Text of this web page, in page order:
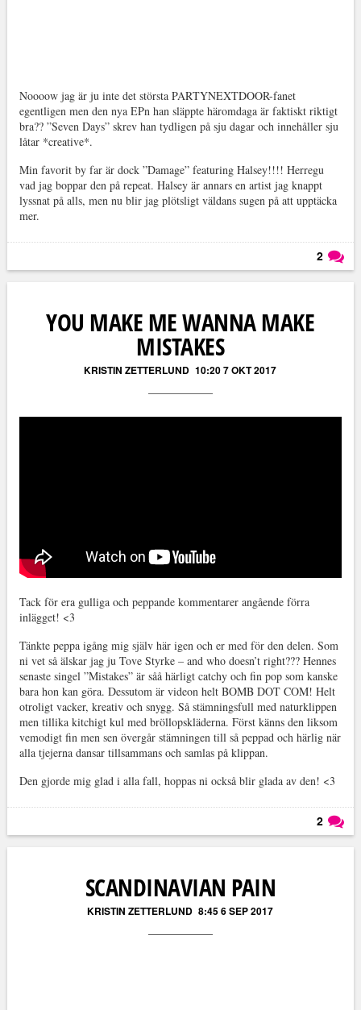
Noooow jag är ju inte det största PARTYNEXTDOOR-fanet
egentligen men den nya EPn han släppte häromdaga är faktiskt riktigt
bra?? ”Seven Days” skrev han tydligen på sju dagar och innehåller sju
låtar *creative*.
Min favorit by far är dock ”Damage” featuring Halsey!!!! Herregu
vad jag boppar den på repeat. Halsey är annars en artist jag knappt
lyssnat på alls, men nu blir jag plötsligt väldans sugen på att upptäcka
mer.
2
YOU MAKE ME WANNA MAKE
MISTAKES
KRISTIN ZETTERLUND 10:20 7 OKT 2017
Tack för era gulliga och peppande kommentarer angående förra
inlägget! <3
Tänkte peppa igång mig själv här igen och er med för den delen. Som
ni vet så älskar jag ju Tove Styrke – and who doesn’t right??? Hennes
senaste singel ”Mistakes” är såå härligt catchy och fin pop som kanske
bara hon kan göra. Dessutom är videon helt BOMB DOT COM! Helt
otroligt vacker, kreativ och snygg. Så stämningsfull med naturklippen
men tillika kitchigt kul med bröllopskläderna. Först känns den liksom
vemodigt fin men sen övergår stämningen till så peppad och härlig när
alla tjejerna dansar tillsammans och samlas på klippan.
Den gjorde mig glad i alla fall, hoppas ni också blir glada av den! <3
2
SCANDINAVIAN PAIN
KRISTIN ZETTERLUND 8:45 6 SEP 2017